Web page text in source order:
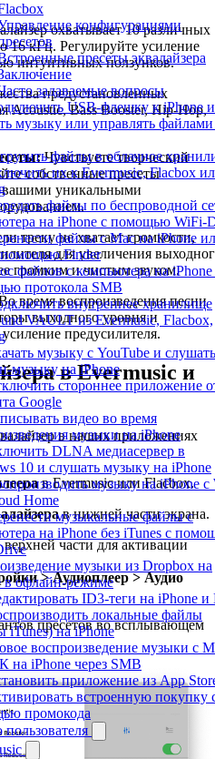
конфигурациями
пресеты эквалайзера
задаваемые вопросы
USB-флешку к iPhone и
музыку или управлять
файлы в облачное
их к Evermusic, Flacbox
файлы по беспроводной
на iPhone с помощью WiFi-
файлы с Mac на iPhone
помощью Finder
файлов с компьютера на iPhone
протокола SMB
внутреннее хранилище
VAULT из Evermusic, Flacbox,
музыку с YouTube и слушать
музыку на iPhone
стороннее приложение
Google
видео во время
музыки на iPhone
DLNA медиасервер в
10 и слушать музыку на iPhone
музыку на iPhone с
Home
музыкальные файлы с
на iPhone без iTunes с
музыки из Dropbox на
в офлайн-режиме
ID3-теги на iPhone и
локальные файлы
iTunes) на iPhone
воспроизведение музыки с
на iPhone через SMB
приложение из App
встроенную покупку
промокода
пользователя
охватывает 10 различных
16 кГц. Регулируйте усиление
интуитивных ползунков.
предустановленных
Acoustic, Bass Booster, Hip-Hop,
Чувствуете творческий
собственные пресеты
вашими уникальными
треку не хватает громкости,
для увеличения
громким и чистым звуком.
время воспроизведения песни
выходного уровня и
предусилителя.
в Evermusic и
в наших приложениях
в Evermusic или Flacbox.
в нижней части экрана.
части для активации
> Аудиоплеер > Аудио
пресетов во всплывающем